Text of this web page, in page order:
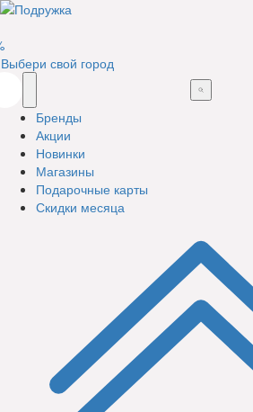
Выбери свой город
Бренды
Акции
Новинки
Магазины
Подарочные карты
Скидки месяца